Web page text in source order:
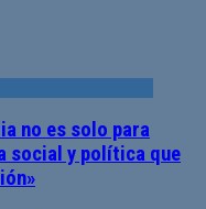
no es solo para
social y política que